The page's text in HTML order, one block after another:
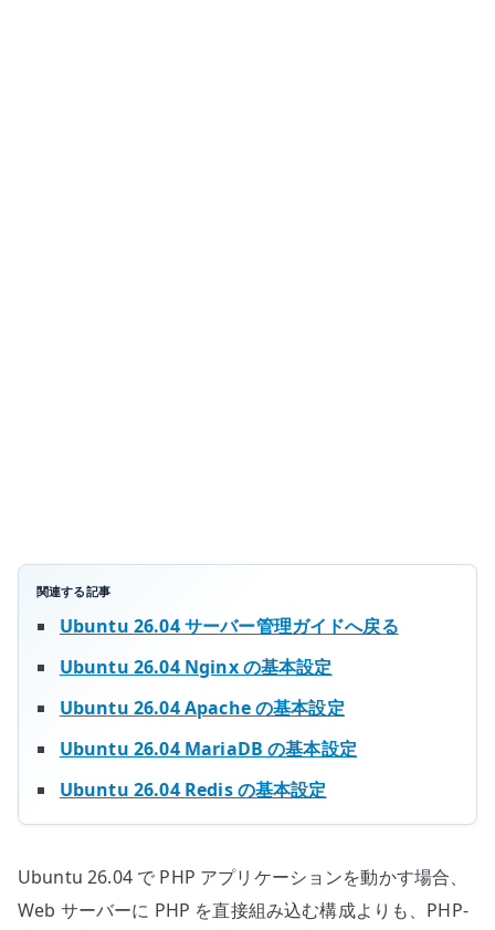
境
関連する記事
Ubuntu 26.04 サーバー管理ガイドへ戻る
Ubuntu 26.04 Nginx の基本設定
Ubuntu 26.04 Apache の基本設定
Ubuntu 26.04 MariaDB の基本設定
Ubuntu 26.04 Redis の基本設定
Ubuntu 26.04 で PHP アプリケーションを動かす場合、
Web サーバーに PHP を直接組み込む構成よりも、PHP-